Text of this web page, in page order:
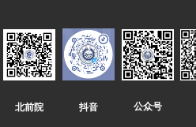
北前院 抖音 公众号